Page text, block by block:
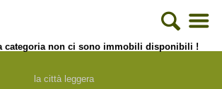
categoria non ci sono immobili disponibili !
la città leggera